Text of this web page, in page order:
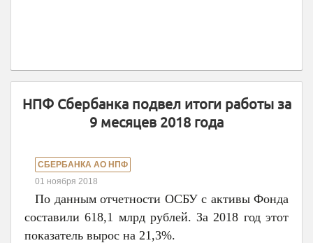
НПФ Сбербанка подвел итоги работы за
9 месяцев 2018 года
СБЕРБАНКА АО НПФ
01 ноября 2018
По данным отчетности ОСБУ с активы Фонда
составили 618,1 млрд рублей. За 2018 год этот
показатель вырос на 21,3%.